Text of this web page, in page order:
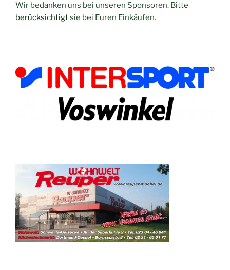
Wir bedanken uns bei unseren Sponsoren. Bitte
berücksichtigtsie bei Euren Einkäufen.